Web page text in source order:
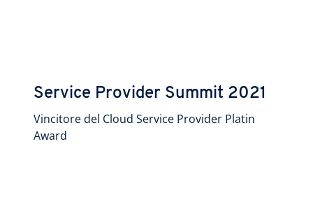
Service Provider Summit 2021
Vincitore del Cloud Service Provider Platin
Award